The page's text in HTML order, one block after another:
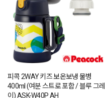
피콕 2WAY 키즈 보온보냉 물병
400ml (여분 스트로 포함 / 블루 그레
이) ASK-W40P AH